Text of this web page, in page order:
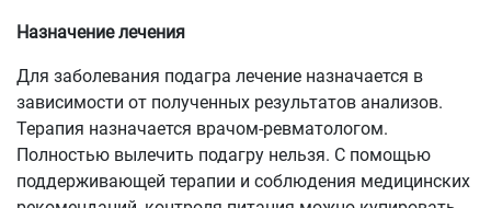
Назначение лечения
Для заболевания подагра лечение назначается в
зависимости от полученных результатов анализов.
Терапия назначается врачом-ревматологом.
Полностью вылечить подагру нельзя. С помощью
поддерживающей терапии и соблюдения медицинских